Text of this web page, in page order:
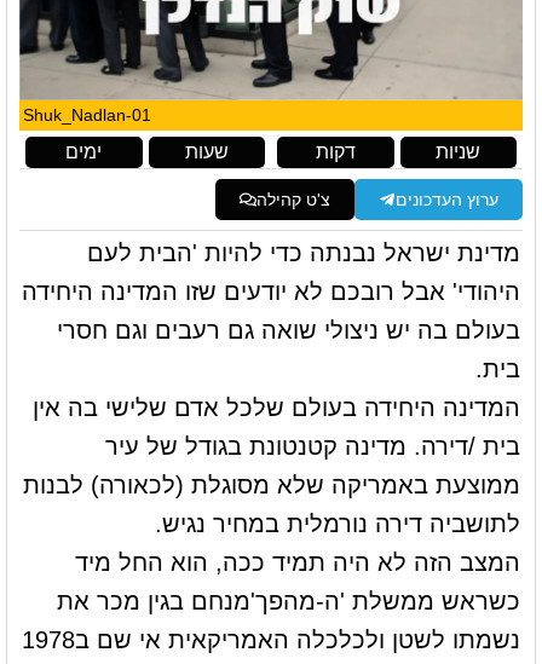
Shuk_Nadlan-01
ימים שעות דקות שניות
ערוץ העדכונים צ'ט קהילה
מדינת ישראל נבנתה כדי להיות 'הבית לעם
היהודי' אבל רובכם לא יודעים שזו המדינה היחידה
בעולם בה יש ניצולי שואה גם רעבים וגם חסרי
בית.
המדינה היחידה בעולם שלכל אדם שלישי בה אין
בית /דירה. מדינה קטנטונת בגודל של עיר
ממוצעת באמריקה שלא מסוגלת (לכאורה) לבנות
לתושביה דירה נורמלית במחיר נגיש.
המצב הזה לא היה תמיד ככה, הוא החל מיד
כשראש ממשלת 'ה-מהפך'מנחם בגין מכר את
נשמתו לשטן ולכלכלה האמריקאית אי שם ב1978